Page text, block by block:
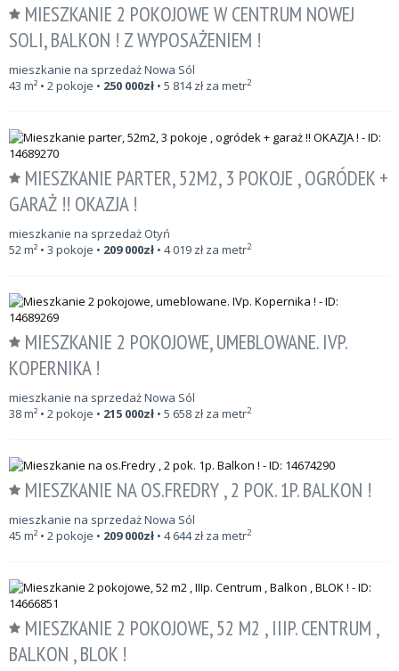
MIESZKANIE 2 POKOJOWE W CENTRUM NOWEJ
SOLI, BALKON ! Z WYPOSAŻENIEM !
mieszkanie na sprzedaż Nowa Sól
43 m² • 2 pokoje • 250 000zł • 5 814zł za metr2
MIESZKANIE PARTER, 52M2, 3 POKOJE , OGRÓDEK +
GARAŻ !! OKAZJA !
mieszkanie na sprzedaż Otyń
52m² • 3 pokoje • 209 000zł • 4 019 zł za metr2
MIESZKANIE 2 POKOJOWE, UMEBLOWANE. IVP.
KOPERNIKA !
mieszkanie na sprzedaż Nowa Sól
38m² • 2 pokoje • 215 000zł • 5 658 zł za metr2
MIESZKANIE NA OS.FREDRY , 2 POK. 1P. BALKON !
mieszkanie na sprzedaż Nowa Sól
45 m² • 2 pokoje • 209 000zł • 4 644zł za metr2
MIESZKANIE 2 POKOJOWE, 52 M2 , IIIP. CENTRUM ,
BALKON , BLOK !